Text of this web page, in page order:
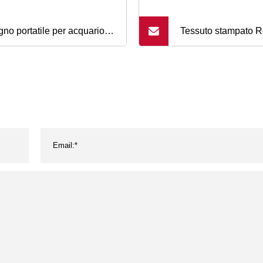
portatile per acquario Tessuto stampato